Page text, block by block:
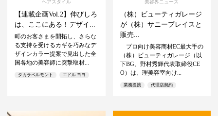
ヘアスタイル
【連載企画Vol.2】伸びしろ
は、ここにある！デザイ...
町のお客さまを開拓し、さらな
る支持を受けるカギを巧みなデ
ザインカラー提案で見出した全
国各地の美容師に突撃取材...
タカラベルモント エドル ヨヨ
美容界ニュース
（株）ビューティガレージ
が（株）サニープレイスと
販売...
プロ向け美容商材EC最大手の
（株）ビューティガレージ（以
下BG、野村秀輝代表取締役CE
O）は、理美容室向け...
業務提携 代理店契約